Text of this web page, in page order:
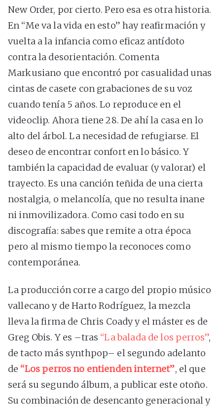
New Order, por cierto. Pero esa es otra historia.
En “Me va la vida en esto” hay reafirmación y
vuelta a la infancia como eficaz antídoto
contra la desorientación. Comenta
Markusiano que encontró por casualidad unas
cintas de casete con grabaciones de su voz
cuando tenía 5 años. Lo reproduce en el
videoclip. Ahora tiene 28. De ahí la casa en lo
alto del árbol. La necesidad de refugiarse. El
deseo de encontrar confort en lo básico. Y
también la capacidad de evaluar (y valorar) el
trayecto. Es una canción teñida de una cierta
nostalgia, o melancolía, que no resulta inane
ni inmovilizadora. Como casi todo en su
discografía: sabes que remite a otra época
pero al mismo tiempo la reconoces como
contemporánea.
La producción corre a cargo del propio músico
vallecano y de Harto Rodríguez, la mezcla
lleva la firma de Chris Coady y el máster es de
Greg Obis. Y es –tras “La balada de los perros”,
de tacto más synthpop– el segundo adelanto
de “Los perros no entienden internet”, el que
será su segundo álbum, a publicar este otoño.
Su combinación de desencanto generacional y